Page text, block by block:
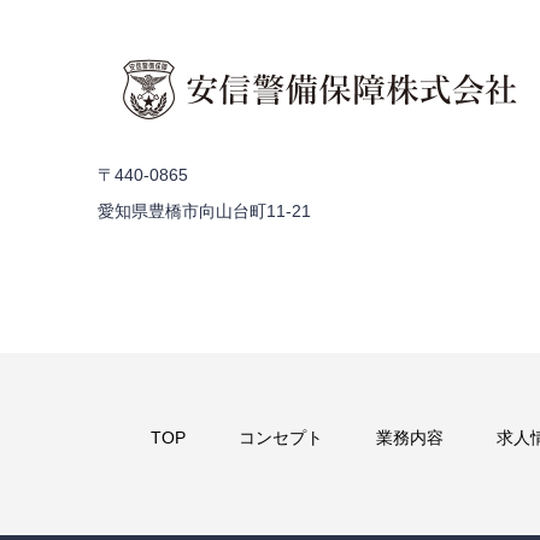
〒440-0865
愛知県豊橋市向山台町11-21
TOP コンセプト 業務内容 求人